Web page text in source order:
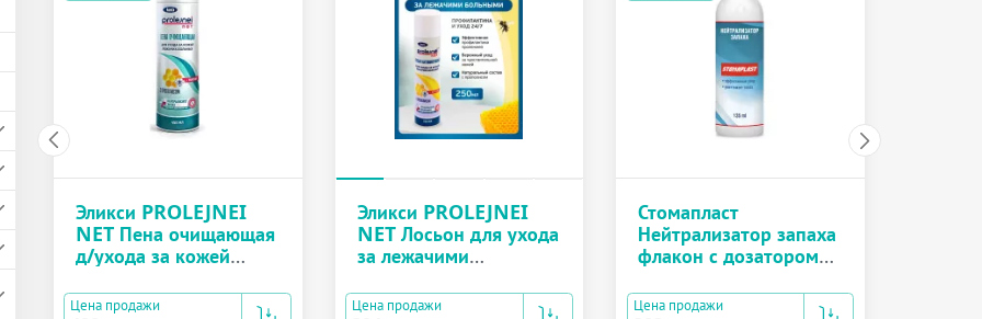
Эликси PROLEJNEI
NET Пена очищающая
д/ухода за кожей
прополисом аэрозоль
Цена продажи
Эликси PROLEJNEI
NET Лосьон для ухода
за лежачими
250 мл
Цена продажи
Стомапласт
Нейтрализатор запаха
флакон с дозатором
Цена продажи